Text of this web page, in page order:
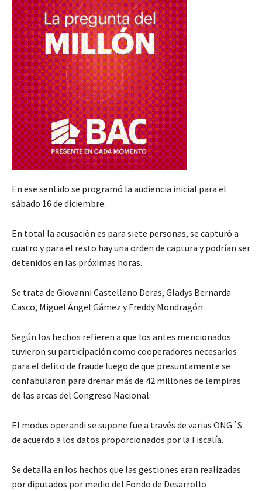
En ese sentido se programó la audiencia inicial para el
sábado 16 de diciembre.
En total la acusación es para siete personas, se capturó a
cuatro y para el resto hay una orden de captura y podrían ser
detenidos en las próximas horas.
Se trata de Giovanni Castellano Deras, Gladys Bernarda
Casco, Miguel Ángel Gámez y Freddy Mondragón
Según los hechos refieren a que los antes mencionados
tuvieron su participación como cooperadores necesarios
para el delito de fraude luego de que presuntamente se
confabularon para drenar más de 42 millones de lempiras
de las arcas del Congreso Nacional.
El modus operandi se supone fue a través de varias ONG´S
de acuerdo a los datos proporcionados por la Fiscalía.
Se detalla en los hechos que las gestiones eran realizadas
por diputados por medio del Fondo de Desarrollo